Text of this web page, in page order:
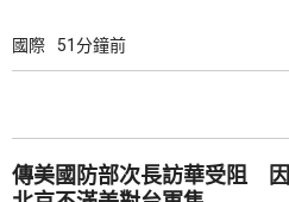
國際 51分鐘前
傳美國防部次長訪華受阻 因